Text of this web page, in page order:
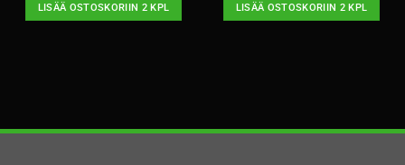
LISÄÄ OSTOSKORIIN 2 KPL LISÄÄ OSTOSKORIIN 2 KPL